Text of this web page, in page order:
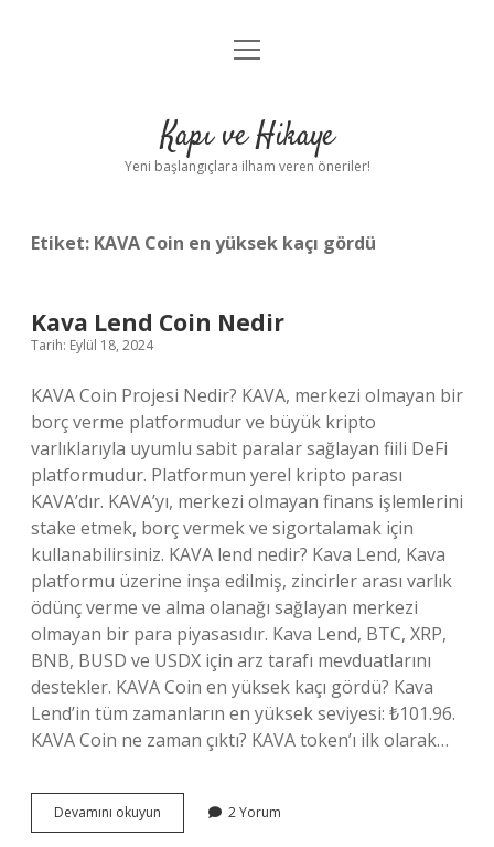
Anasayfa
Yasal Uyarı
menüyü
Kapı ve Hikaye
Yeni başlangıçlara ilham veren öneriler!
Etiket: KAVA Coin en yüksek kaçı gördü
Kava Lend Coin Nedir
Tarih: Eylül 18, 2024
KAVA Coin Projesi Nedir? KAVA, merkezi olmayan bir
borç verme platformudur ve büyük kripto
varlıklarıyla uyumlu sabit paralar sağlayan fiili DeFi
platformudur. Platformun yerel kripto parası
KAVA’dır. KAVA’yı, merkezi olmayan finans işlemlerini
stake etmek, borç vermek ve sigortalamak için
kullanabilirsiniz. KAVA lend nedir? Kava Lend, Kava
platformu üzerine inşa edilmiş, zincirler arası varlık
ödünç verme ve alma olanağı sağlayan merkezi
olmayan bir para piyasasıdır. Kava Lend, BTC, XRP,
BNB, BUSD ve USDX için arz tarafı mevduatlarını
destekler. KAVA Coin en yüksek kaçı gördü? Kava
Lend’in tüm zamanların en yüksek seviyesi: ₺101.96.
KAVA Coin ne zaman çıktı? KAVA token’ı ilk olarak…
Devamını okuyun
Lend
2 Yorum